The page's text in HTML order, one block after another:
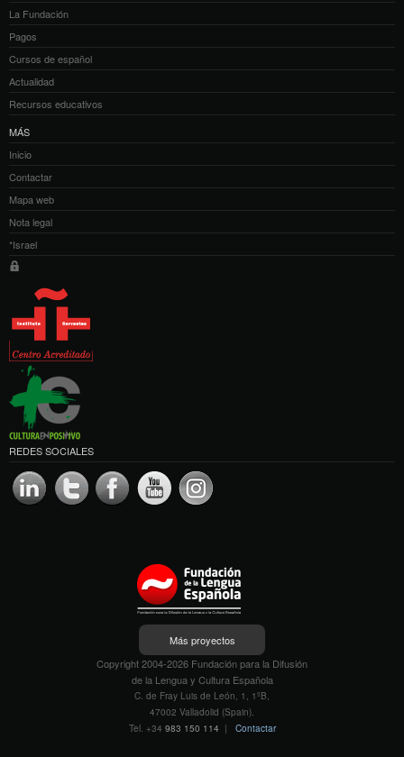
La Fundación
Pagos
Cursos de español
Actualidad
Recursos educativos
MÁS
Inicio
Contactar
Mapa web
Nota legal
*Israel
REDES SOCIALES
Más proyectos
Copyright 2004-2026 Fundación para la Difusión
de la Lengua y Cultura Española
C. de Fray Luis de León, 1, 1ºB,
47002 Valladolid (Spain).
Tel. +34 983 150 114 | Contactar